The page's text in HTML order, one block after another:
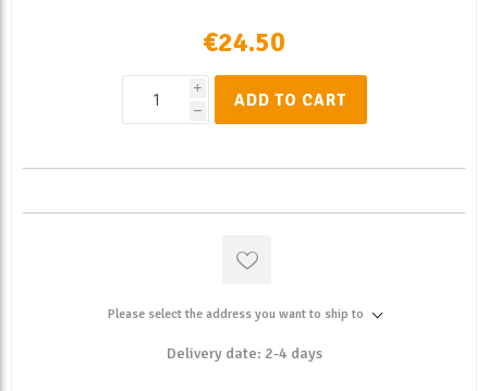
€24.50
i
h
ADD TO CART
Please select the address you want to ship to
Delivery date: 2-4 days